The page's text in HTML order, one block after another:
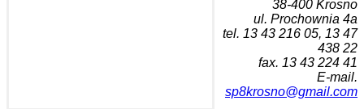
38-400 Krosno
ul. Prochownia 4a
tel. 13 43 216 05, 13 47
438 22
fax. 13 43 224 41
E-mail.
sp8krosno@gmail.com